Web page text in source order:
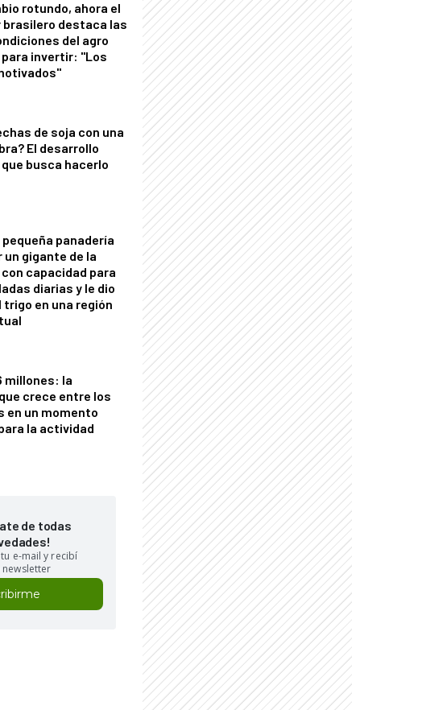
rotundo, ahora el
destaca las
del agro
invertir: "Los
de soja con una
El desarrollo
busca hacerlo
pequeña panadería
un gigante de la
capacidad para
diarias y le dio
trigo en una región
millones: la
crece entre los
en un momento
la actividad
de todas
e-mail y recibí